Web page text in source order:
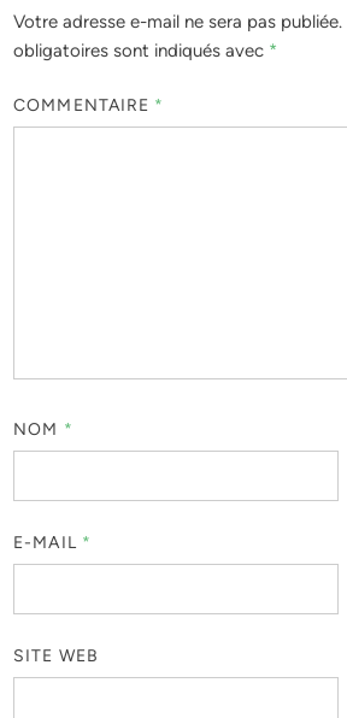
Votre adresse e-mail ne sera pas publiée.
obligatoires sont indiqués avec *
COMMENTAIRE *
NOM *
E-MAIL *
SITE WEB